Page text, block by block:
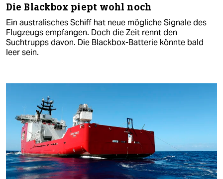
Die Blackbox piept wohl noch
Ein australisches Schiff hat neue mögliche Signale des
Flugzeugs empfangen. Doch die Zeit rennt den
Suchtrupps davon. Die Blackbox-Batterie könnte bald
leer sein.